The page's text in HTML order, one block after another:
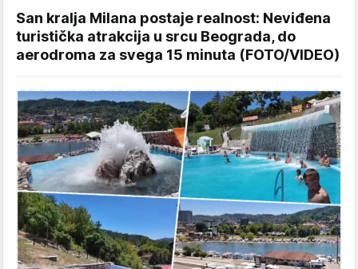
San kralja Milana postaje realnost: Neviđena
turistička atrakcija u srcu Beograda, do
aerodroma za svega 15 minuta (FOTO/VIDEO)